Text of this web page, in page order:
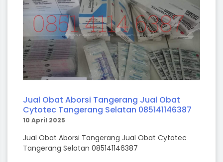
Jual Obat Aborsi Tangerang Jual Obat
Cytotec Tangerang Selatan 085141146387
10 April 2025
Jual Obat Aborsi Tangerang Jual Obat Cytotec
Tangerang Selatan 085141146387